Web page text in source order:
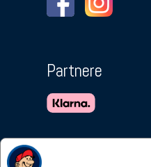
Partnere